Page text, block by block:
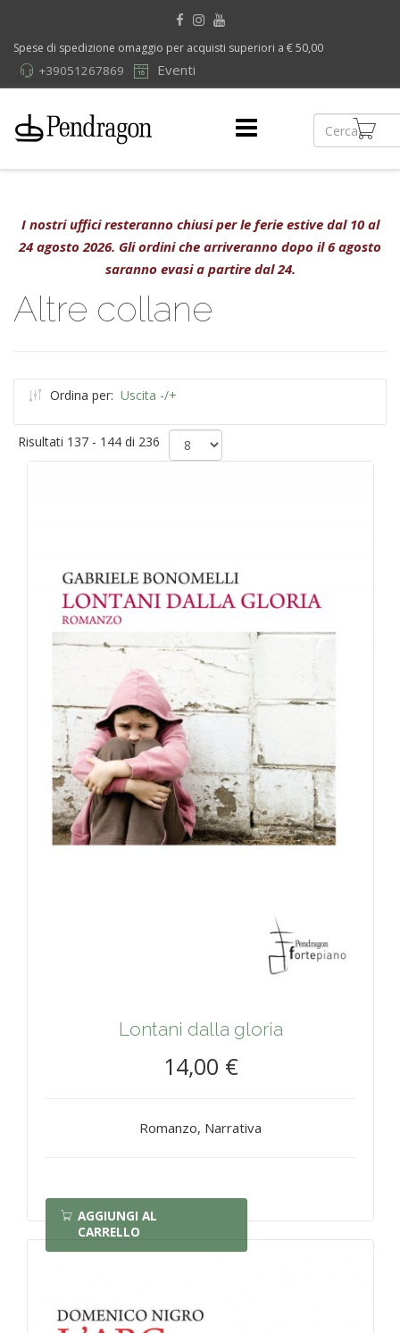
Spese di spedizione omaggio per acquisti superiori a € 50,00
Eventi
+39051267869
I nostri uffici resteranno chiusi per le ferie estive dal 10 al
24 agosto 2026. Gli ordini che arriveranno dopo il 6 agosto
saranno evasi a partire dal 24.
Altre collane
Ordina per: Uscita -/+
Risultati 137 - 144 di 236
Lontani dalla gloria
14,00 €
Romanzo, Narrativa
AGGIUNGI AL
CARRELLO